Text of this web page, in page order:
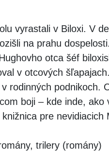
vyrastali v Biloxi. V
na prahu
otca šéf
v otcových
rodinných podnikoch.
boji – kde inde, ako
pre nevidiacich
trilery (romány)